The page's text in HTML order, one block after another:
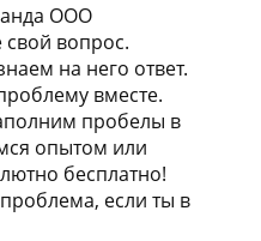
ООО
свой вопрос.
на него ответ.
вместе.
пробелы в
опытом или
бесплатно!
если ты в